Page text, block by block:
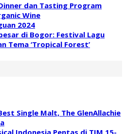
dan Tasting Program
Wine
di Bogor: Festival Lagu
Tema ‘Tropical Forest’
Single Malt, The GlenAllachie